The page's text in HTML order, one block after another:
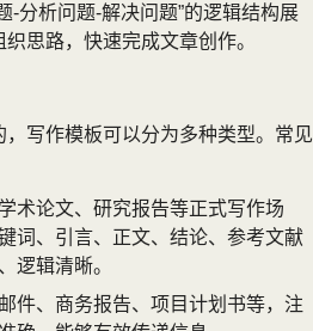
-分析问题-解决问题”的逻辑结构展
思路，快速完成文章创作。
写作模板可以分为多种类型。常见
术论文、研究报告等正式写作场
词、引言、正文、结论、参考文献
逻辑清晰。
件、商务报告、项目计划书等，注